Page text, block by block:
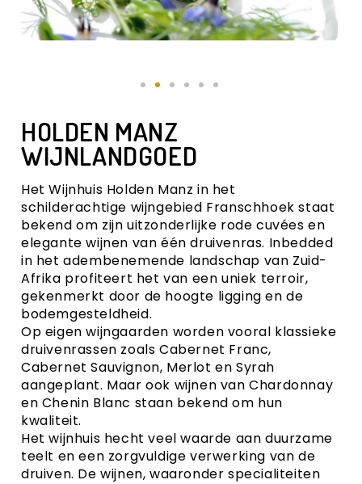
HOLDEN MANZ
WIJNLANDGOED
HetWijnhuis Holden Manz in het
schilderachtige wijngebied Franschhoek staat
bekend om zijn uitzonderlijke rode cuvées en
elegante wijnen van één druivenras. Inbedded
in het adembenemende landschap van Zuid-
Afrika profiteert het van een uniek terroir,
gekenmerkt door de hoogte ligging en de
bodemgesteldheid.
Op eigen wijngaarden worden vooral klassieke
druivenrassen zoalsCabernet Franc,
Cabernet Sauvignon, Merlot enSyrah
aangeplant. Maar ook wijnen vanChardonnay
en Chenin Blanc staan bekend om hun
kwaliteit.
Het wijnhuis hecht veel waarde aan duurzame
teelt en een zorgvuldige verwerking van de
druiven. De wijnen, waaronder specialiteiten